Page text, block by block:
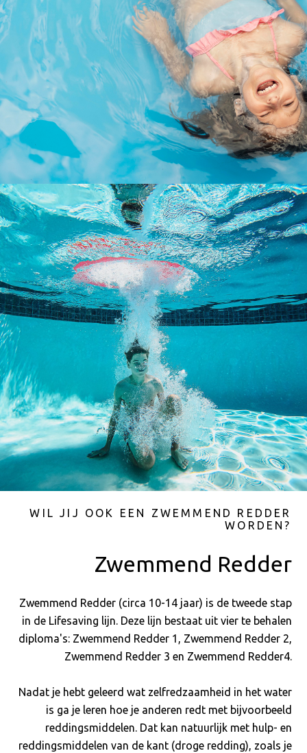
WIL JIJ OOK EEN ZWEMMEND REDDER
WORDEN?
Zwemmend Redder
Zwemmend Redder (circa 10-14 jaar) is de tweede stap
in de Lifesaving lijn. Deze lijn bestaat uit vier te behalen
diploma's: Zwemmend Redder 1, Zwemmend Redder 2,
Zwemmend Redder 3 en Zwemmend Redder4.
Nadat je hebt geleerd wat zelfredzaamheid in het water
is ga je leren hoe je anderen redt met bijvoorbeeld
reddingsmiddelen. Dat kan natuurlijk met hulp- en
reddingsmiddelen van de kant (droge redding), zoals je